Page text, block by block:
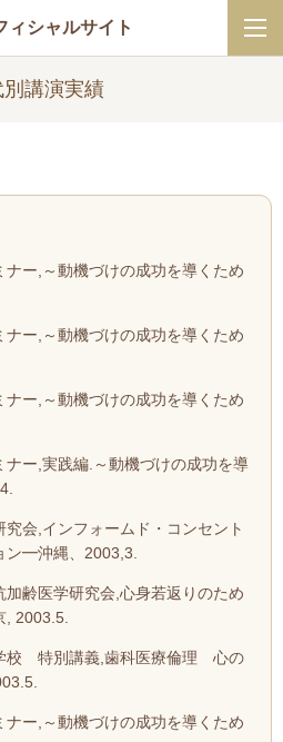
ィシャルサイト
講演実績
ー,～動機づけの成功を導くため
ー,～動機づけの成功を導くため
ー,～動機づけの成功を導くため
ー,実践編.～動機づけの成功を導
会,インフォームド・コンセント
ン━沖縄、2003,3.
齢医学研究会,心身若返りのため
2003.5.
校 特別講義,歯科医療倫理 心の
ー,～動機づけの成功を導くため